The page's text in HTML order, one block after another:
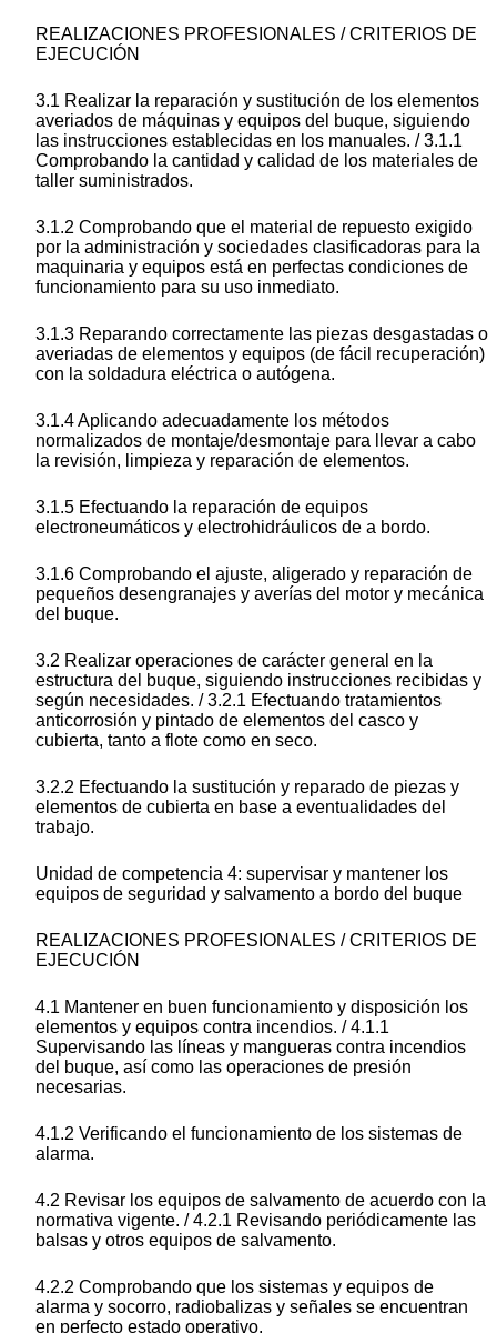
REALIZACIONES PROFESIONALES / CRITERIOS DE
EJECUCIÓN
3.1 Realizar la reparación y sustitución de los elementos
averiados de máquinas y equipos del buque, siguiendo
las instrucciones establecidas en los manuales. / 3.1.1
Comprobando la cantidad y calidad de los materiales de
taller suministrados.
3.1.2 Comprobando que el material de repuesto exigido
por la administración y sociedades clasificadoras para la
maquinaria y equipos está en perfectas condiciones de
funcionamiento para su uso inmediato.
3.1.3 Reparando correctamente las piezas desgastadas o
averiadas de elementos y equipos (de fácil recuperación)
con la soldadura eléctrica o autógena.
3.1.4 Aplicando adecuadamente los métodos
normalizados de montaje/desmontaje para llevar a cabo
la revisión, limpieza y reparación de elementos.
3.1.5 Efectuando la reparación de equipos
electroneumáticos y electrohidráulicos de a bordo.
3.1.6 Comprobando el ajuste, aligerado y reparación de
pequeños desengranajes y averías del motor y mecánica
del buque.
3.2 Realizar operaciones de carácter general en la
estructura del buque, siguiendo instrucciones recibidas y
según necesidades. / 3.2.1 Efectuando tratamientos
anticorrosión y pintado de elementos del casco y
cubierta, tanto a flote como en seco.
3.2.2 Efectuando la sustitución y reparado de piezas y
elementos de cubierta en base a eventualidades del
trabajo.
Unidad de competencia 4: supervisar y mantener los
equipos de seguridad y salvamento a bordo del buque
REALIZACIONES PROFESIONALES / CRITERIOS DE
EJECUCIÓN
4.1 Mantener en buen funcionamiento y disposición los
elementos y equipos contra incendios. / 4.1.1
Supervisando las líneas y mangueras contra incendios
del buque, así como las operaciones de presión
necesarias.
4.1.2 Verificando el funcionamiento de los sistemas de
alarma.
4.2 Revisar los equipos de salvamento de acuerdo con la
normativa vigente. / 4.2.1 Revisando periódicamente las
balsas y otros equipos de salvamento.
4.2.2 Comprobando que los sistemas y equipos de
alarma y socorro, radiobalizas y señales se encuentran
en perfecto estado operativo.